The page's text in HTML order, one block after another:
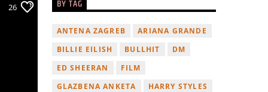
26 BY TAG
ANTENA ZAGREB
ARIANA GRANDE
BILLIE EILISH
BULLHIT
DM
ED SHEERAN
FILM
GLAZBENA ANKETA
HARRY STYLES